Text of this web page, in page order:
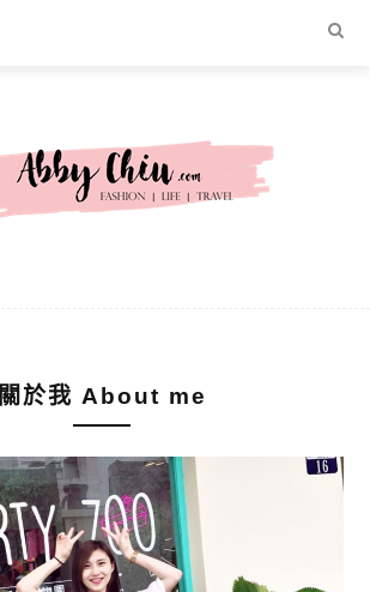
關於我 About me